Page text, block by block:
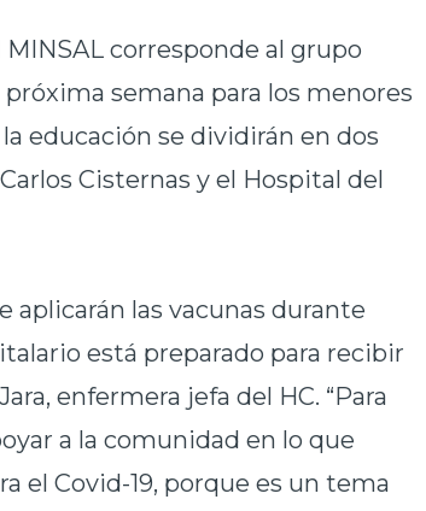
corresponde al grupo
semana para los menores
educación se dividirán en dos
Cisternas y el Hospital del
aplicarán las vacunas durante
está preparado para recibir
enfermera jefa del HC. “Para
a la comunidad en lo que
el Covid-19, porque es un tema